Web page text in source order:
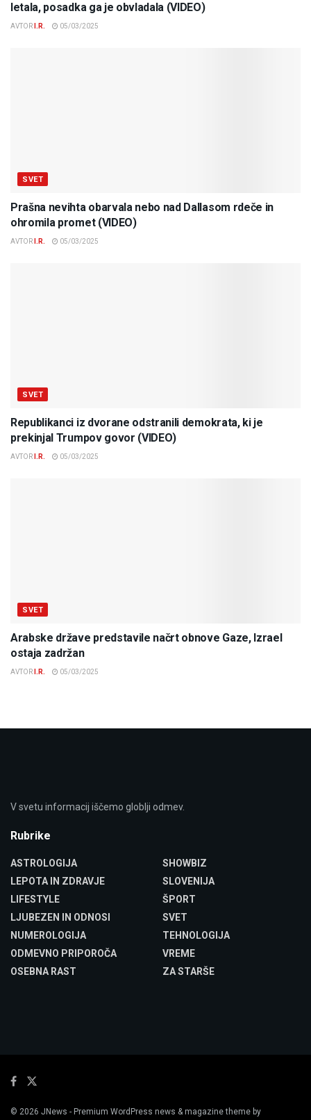
letala, posadka ga je obvladala (VIDEO)
AVTOR I.R. 05/03/2025
SVET
Prašna nevihta obarvala nebo nad Dallasom rdeče in
ohromila promet (VIDEO)
AVTOR I.R. 05/03/2025
SVET
Republikanci iz dvorane odstranili demokrata, ki je
prekinjal Trumpov govor (VIDEO)
AVTOR I.R. 05/03/2025
SVET
Arabske države predstavile načrt obnove Gaze, Izrael
ostaja zadržan
AVTOR I.R. 05/03/2025
V svetu informacij iščemo globlji odmev.
Rubrike
ASTROLOGIJA
LEPOTA IN ZDRAVJE
LIFESTYLE
LJUBEZEN IN ODNOSI
NUMEROLOGIJA
ODMEVNO PRIPOROČA
OSEBNA RAST
SHOWBIZ
SLOVENIJA
ŠPORT
SVET
TEHNOLOGIJA
VREME
ZA STARŠE
© 2026 JNews - Premium WordPress news & magazine theme by